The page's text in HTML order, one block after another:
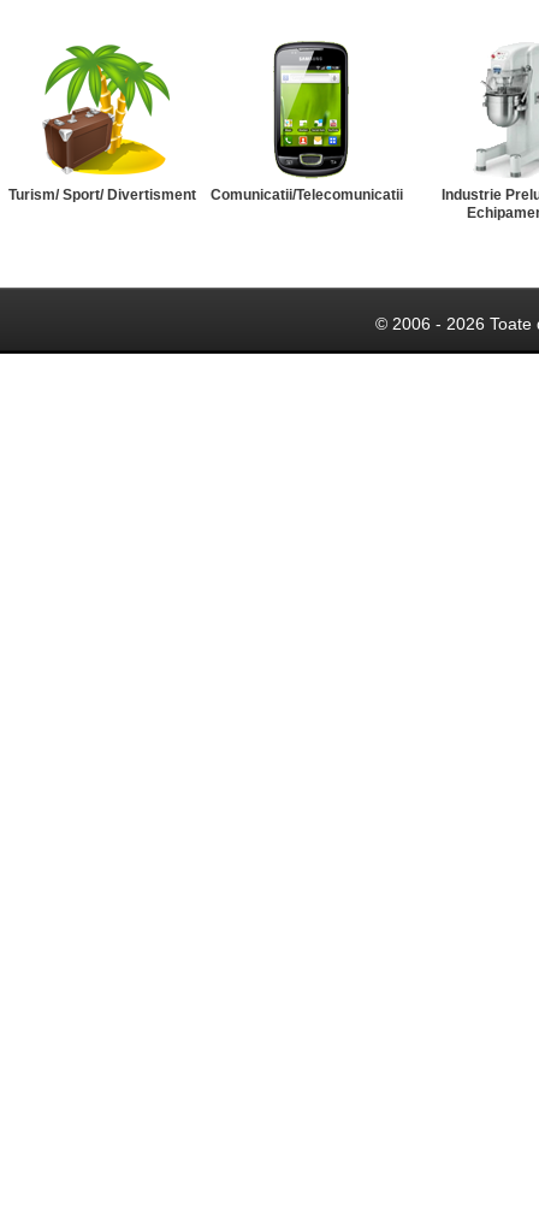
Turism/ Sport/ Divertisment Comunicatii/Telecomunicatii
Industrie
© 2006 - 2026